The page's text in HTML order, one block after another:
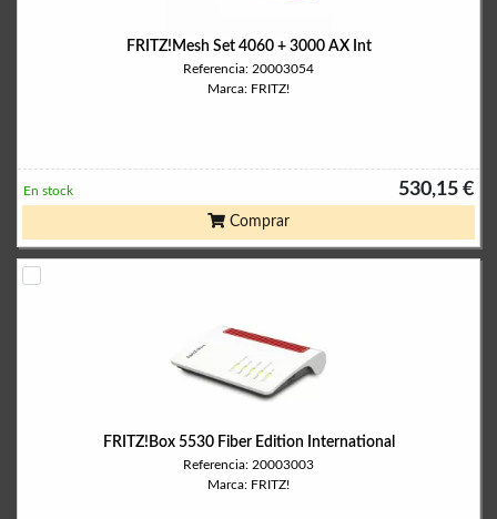
FRITZ!Mesh Set 4060 + 3000 AX Int
Referencia: 20003054
Marca: FRITZ!
530,15 €
En stock
Comprar
FRITZ!Box 5530 Fiber Edition International
Referencia: 20003003
Marca: FRITZ!